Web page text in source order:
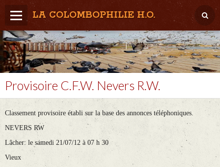
LA COLOMBOPHILIE H.O.
Home
Météo / Het weer
Lâcher / Los
Result. clubs, Provincial, (Inter)National
RFCB / KBDB
Provisoire C.F.W. Nevers R.W.
Classement provisoire établi sur la base des annonces téléphoniques.
NEVERS RW
Lâcher: le samedi 21/07/12 à 07 h 30
Vieux